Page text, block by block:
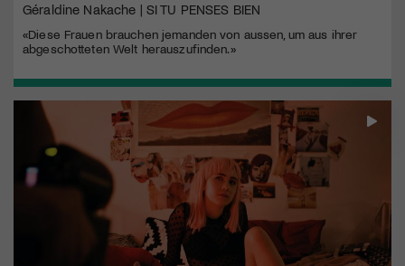
Géraldine Nakache | SI TU PENSES BIEN
«Diese Frauen brauchen jemanden von aussen, um aus ihrer
abgeschotteten Welt herauszufinden.»